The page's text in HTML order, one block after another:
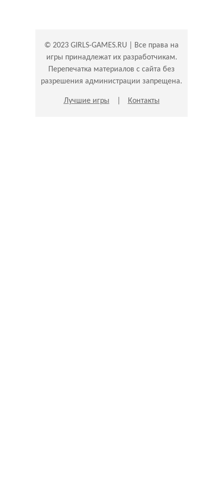
© 2023 GIRLS-GAMES.RU | Все права на
игры принадлежат их разработчикам.
Перепечатка материалов с сайта без
разрешения администрации запрещена.
Лучшие игры Контакты